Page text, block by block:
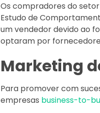
Os compradores do
Estudo de
um vendedor devido ao
optaram por
Marketing
Para promover com
empresas business-to-